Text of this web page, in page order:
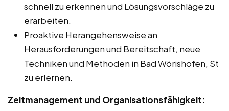
schnell zu erkennen und Lösungsvorschläge zu
erarbeiten.
Proaktive Herangehensweise an
Herausforderungen und Bereitschaft, neue
Techniken und Methoden in Bad Wörishofen, St
zu erlernen.
Zeitmanagement und Organisationsfähigkeit: